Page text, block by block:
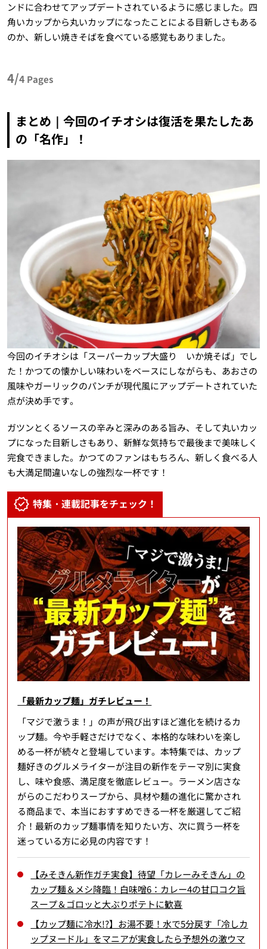
ンドに合わせてアップデートされているように感じました。四
角いカップから丸いカップになったことによる目新しさもある
のか、新しい焼きそばを食べている感覚もありました。
4/4 Pages
まとめ｜今回のイチオシは復活を果たしたあ
の「名作」！
今回のイチオシは「スーパーカップ大盛り いか焼そば」でし
た！かつての懐かしい味わいをベースにしながらも、あおさの
風味やガーリックのパンチが現代風にアップデートされていた
点が決め手です。
ガツンとくるソースの辛みと深みのある旨み、そして丸いカッ
プになった目新しさもあり、新鮮な気持ちで最後まで美味しく
完食できました。かつてのファンはもちろん、新しく食べる人
も大満足間違いなしの強烈な一杯です！
特集・連載記事をチェック！
「最新カップ麺」ガチレビュー！
「マジで激うま！」の声が飛び出すほど進化を続けるカ
ップ麺。今や手軽さだけでなく、本格的な味わいを楽し
める一杯が続々と登場しています。本特集では、カップ
麺好きのグルメライターが注目の新作をテーマ別に実食
し、味や食感、満足度を徹底レビュー。ラーメン店さな
がらのこだわりスープから、具材や麺の進化に驚かされ
る商品まで、本当におすすめできる一杯を厳選してご紹
介！最新のカップ麺事情を知りたい方、次に買う一杯を
迷っている方に必見の内容です！
【みそきん新作ガチ実食】待望「カレーみそきん」の
カップ麺＆メシ降臨！白味噌6：カレー4の甘口コク旨
スープ＆ゴロッと大ぶりポテトに歓喜
【カップ麺に冷水!?】お湯不要！水で5分戻す「冷しカ
ップヌードル」をマニアが実食したら予想外の激ウマ